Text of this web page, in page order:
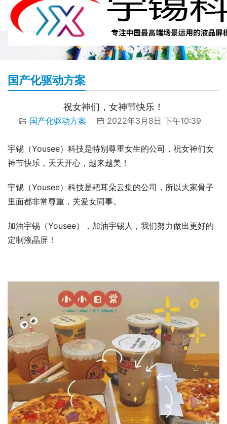
国产化驱动方案
祝女神们，女神节快乐！
国产化驱动方案 2022年3月8日 下午10:39
宇锡（Yousee）科技是特别尊重女生的公司，祝女神们女
神节快乐，天天开心，越来越美！
宇锡（Yousee）科技是耙耳朵云集的公司，所以大家骨子
里面都非常尊重，关爱女同事。
加油宇锡（Yousee），加油宇锡人，我们努力做出更好的
定制液晶屏！